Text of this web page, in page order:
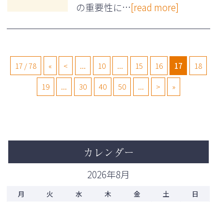
の重要性に…[read more]
17 / 78 « < ... 10 ... 15 16 17 18
19 ... 30 40 50 ... > »
カレンダー
2026年8月
月 火 水 木 金 土 日